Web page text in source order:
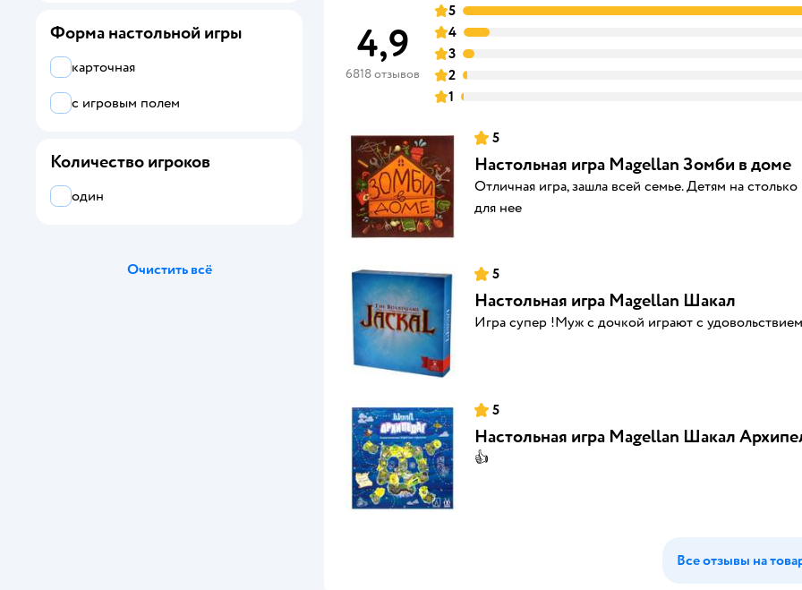
4,9
6818 отзывов
5
4
3
2
1
5
Настольная игра Magellan Зомби в доме
Отличная игра, зашла всей семье. Детям на
для нее
5
Настольная игра Magellan Шакал
Игра супер !Муж с дочкой играют с
5
Настольная игра Magellan Шакал
👍
Все отзывы на
Step Puzzle
Форма настольной игры
карточная
с игровым полем
Количество игроков
один
Очистить всё